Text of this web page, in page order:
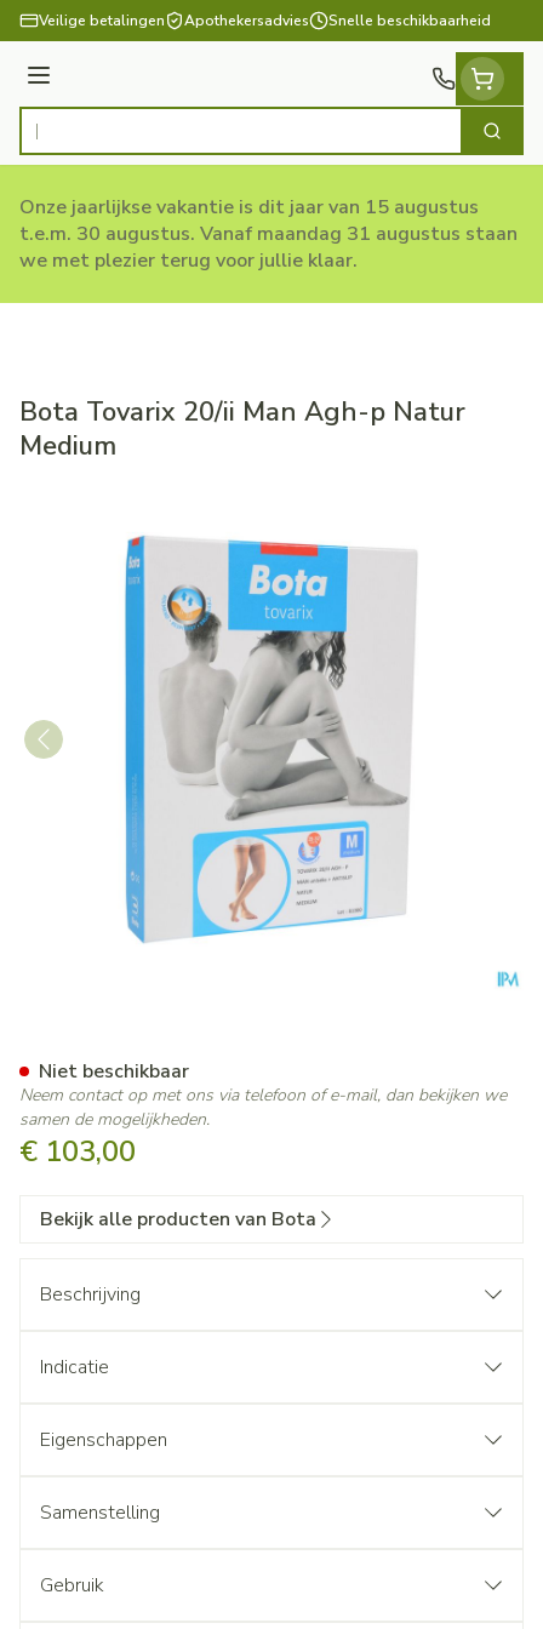
Ga naar de inhoud
Veilige betalingen Apothekersadvies Snelle beschikbaarheid
Menu
Product, merk, categorie... Zoek
Onze jaarlijkse vakantie is dit jaar van 15 augustus
t.e.m. 30 augustus. Vanaf maandag 31 augustus staan
we met plezier terug voor jullie klaar.
Bota Tovarix 20/ii Man Agh-p Natur
Medium
€ 103,00
Niet beschikbaar
Neem contact op met ons via telefoon of e-mail, dan bekijken we
samen de mogelijkheden.
Bekijk alle producten van Bota
Beschrijving
Indicatie
Eigenschappen
Samenstelling
Gebruik